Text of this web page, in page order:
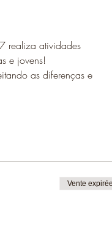
realiza atividades
e jovens!
as diferenças e
Vente expirée